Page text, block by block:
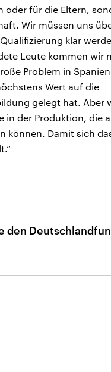
oder für die Eltern,
Wir müssen uns
klar
Leute kommen wir
Problem in
Wert auf die
gelegt hat. Aber
in der Produktion, die
können. Damit sich
den
auf dlf.de
App